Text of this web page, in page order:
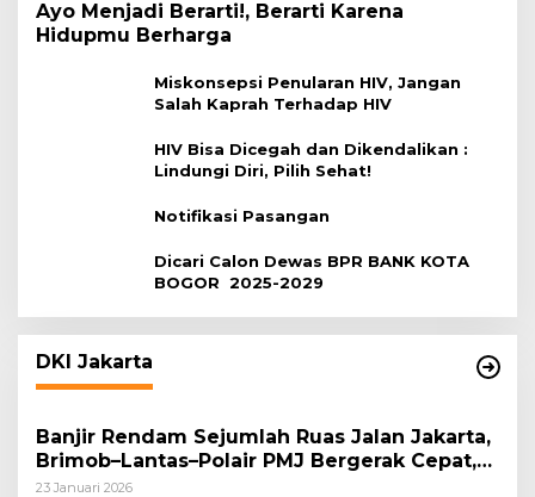
Ayo Menjadi Berarti!, Berarti Karena
Hidupmu Berharga
Miskonsepsi Penularan HIV, Jangan
Salah Kaprah Terhadap HIV
HIV Bisa Dicegah dan Dikendalikan :
Lindungi Diri, Pilih Sehat!
Notifikasi Pasangan
Dicari Calon Dewas BPR BANK KOTA
BOGOR 2025-2029
DKI Jakarta
Banjir Rendam Sejumlah Ruas Jalan Jakarta,
Brimob–Lantas–Polair PMJ Bergerak Cepat,
Polri Siagakan 128.247 Personel Secara
23 Januari 2026